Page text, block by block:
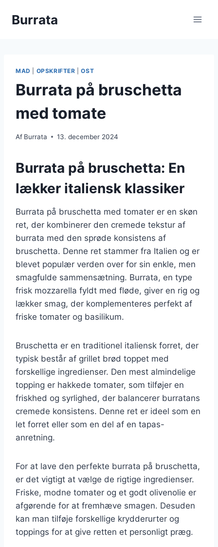
Burrata
MAD OPSKRIFTER |OST
Burrata på bruschetta
med tomate
Af Burrata 13. december 2024
Burrata på bruschetta: En
lækker italiensk klassiker
Burrata på bruschetta med tomater er en skøn
ret, der kombinerer den cremede tekstur af
burrata med den sprøde konsistens af
bruschetta. Denne ret stammer fra Italien og er
blevet populær verden over for sin enkle, men
smagfulde sammensætning. Burrata, en type
frisk mozzarella fyldt med fløde, giver en rig og
lækker smag, der komplementeres perfekt af
friske tomater og basilikum.
Bruschetta er en traditionel italiensk forret, der
typisk består af grillet brød toppet med
forskellige ingredienser. Den mest almindelige
topping er hakkede tomater, som tilføjer en
friskhed og syrlighed, der balancerer burratans
cremede konsistens. Denne ret er ideel som en
let forret eller som en del af en tapas-
anretning.
For at lave den perfekte burrata på bruschetta,
er det vigtigt at vælge de rigtige ingredienser.
Friske, modne tomater og et godt olivenolie er
afgørende for at fremhæve smagen. Desuden
kan man tilføje forskellige krydderurter og
toppings for at give retten et personligt præg.